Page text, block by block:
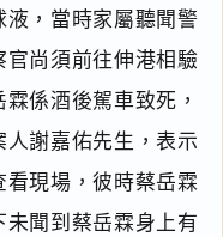
，當時家屬聽聞警
尚須前往伸港相驗
係酒後駕車致死，
謝嘉佑先生，表示
現場，彼時蔡岳霖
聞到蔡岳霖身上有